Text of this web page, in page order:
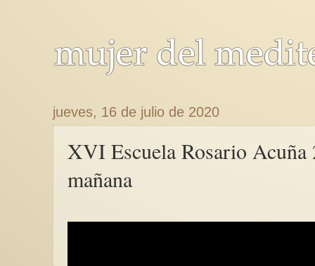
jueves, 16 de julio de 2020
XVI Escuela Rosario
mañana